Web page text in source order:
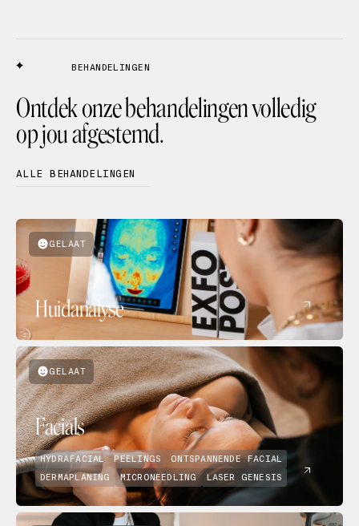
BEHANDELINGEN
Ontdek onze behandelingen volledig
op jou afgestemd.
ALLE BEHANDELINGEN
GELAAT
Huidanalyse
GELAAT
Facials
HYDRAFACIAL PEELINGS
ONTSPANNENDE FACIAL
DERMAPLANING
MICRONEEDLING LASER GENESIS